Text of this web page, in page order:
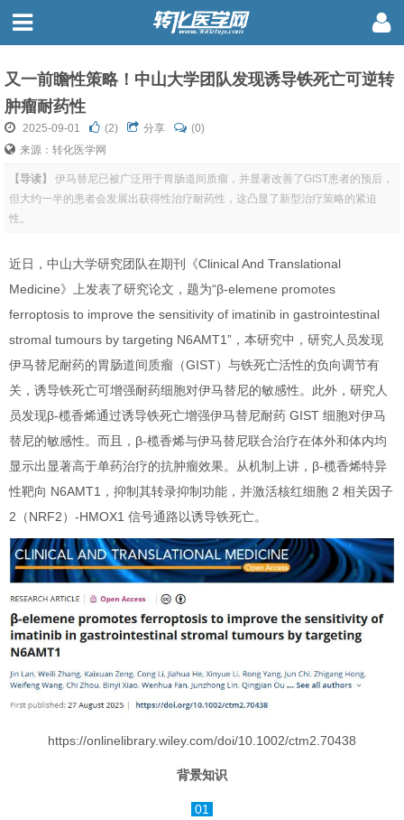
又一前瞻性策略！中山大学团队发现诱导铁死亡可逆转
肿瘤耐药性
2025-09-01 (2) 分享
(0)
来源：转化医学网
【导读】
伊马替尼已被广泛用于胃肠道间质瘤，并显著改善了GIST患者的预后，
但大约一半的患者会发展出获得性治疗耐药性，这凸显了新型治疗策略的紧迫
性。
近日，中山大学研究团队在期刊《Clinical And Translational
Medicine》上发表了研究论文，题为“β-elemene promotes
ferroptosis to improve the sensitivity of imatinib in gastrointestinal
stromal tumours by targeting N6AMT1”，本研究中，研究人员发现
伊马替尼耐药的胃肠道间质瘤（GIST）与铁死亡活性的负向调节有
关，诱导铁死亡可增强耐药细胞对伊马替尼的敏感性。此外，研究人
员发现β-榄香烯通过诱导铁死亡增强伊马替尼耐药 GIST 细胞对伊马
替尼的敏感性。而且，β-榄香烯与伊马替尼联合治疗在体外和体内均
显示出显著高于单药治疗的抗肿瘤效果。从机制上讲，β-榄香烯特异
性靶向 N6AMT1，抑制其转录抑制功能，并激活核红细胞 2 相关因子
2（NRF2）-HMOX1 信号通路以诱导铁死亡。
https://onlinelibrary.wiley.com/doi/10.1002/ctm2.70438
背景知识
01